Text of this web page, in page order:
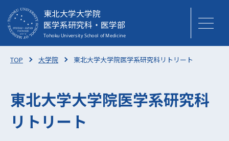
東北大学大学院
医学系研究科・医学部
TOP 大学院 東北大学大学院医学系研究科リトリート
東北大学大学院医学系研究科
リトリート